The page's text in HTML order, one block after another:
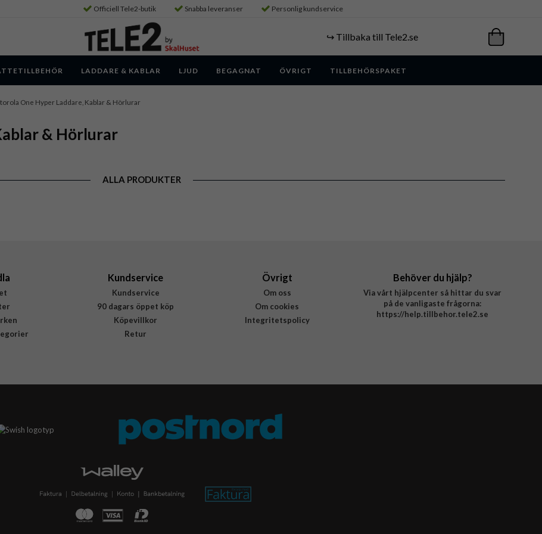
Officiell Tele2-butik Snabba leveranser Personlig kundservice
↪️ Tillbaka till Tele2.se
LADDARE & KABLAR LJUD BEGAGNAT ÖVRIGT TILLBEHÖRSPAKET
One Hyper Laddare, Kablar & Hörlurar
& Hörlurar
ALLA PRODUKTER
Kundservice
Kundservice
90 dagars öppet köp
Köpevillkor
Retur
Övrigt
Om oss
Om cookies
Integritetspolicy
Behöver du hjälp?
Via vårt hjälpcenter så hittar du svar
på de vanligaste frågorna:
https://help.tillbehor.tele2.se